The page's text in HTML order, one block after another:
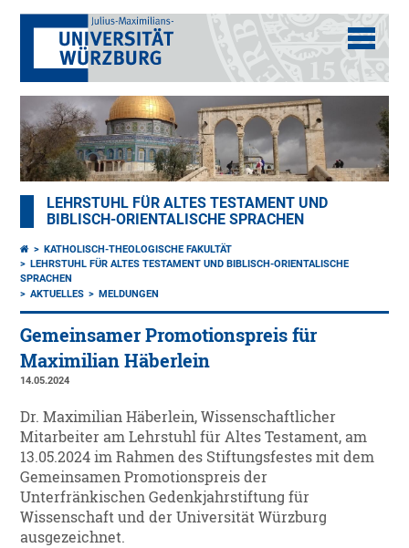
LEHRSTUHL FÜR ALTES TESTAMENT UND
BIBLISCH-ORIENTALISCHE SPRACHEN
KATHOLISCH-THEOLOGISCHE FAKULTÄT
LEHRSTUHL FÜR ALTES TESTAMENT UND BIBLISCH-ORIENTALISCHE
SPRACHEN
AKTUELLES
MELDUNGEN
Gemeinsamer Promotionspreis für
Maximilian Häberlein
14.05.2024
Dr. Maximilian Häberlein, Wissenschaftlicher
Mitarbeiter am Lehrstuhl für Altes Testament, am
13.05.2024 im Rahmen des Stiftungsfestes mit dem
Gemeinsamen Promotionspreis der
Unterfränkischen Gedenkjahrstiftung für
Wissenschaft und der Universität Würzburg
ausgezeichnet.